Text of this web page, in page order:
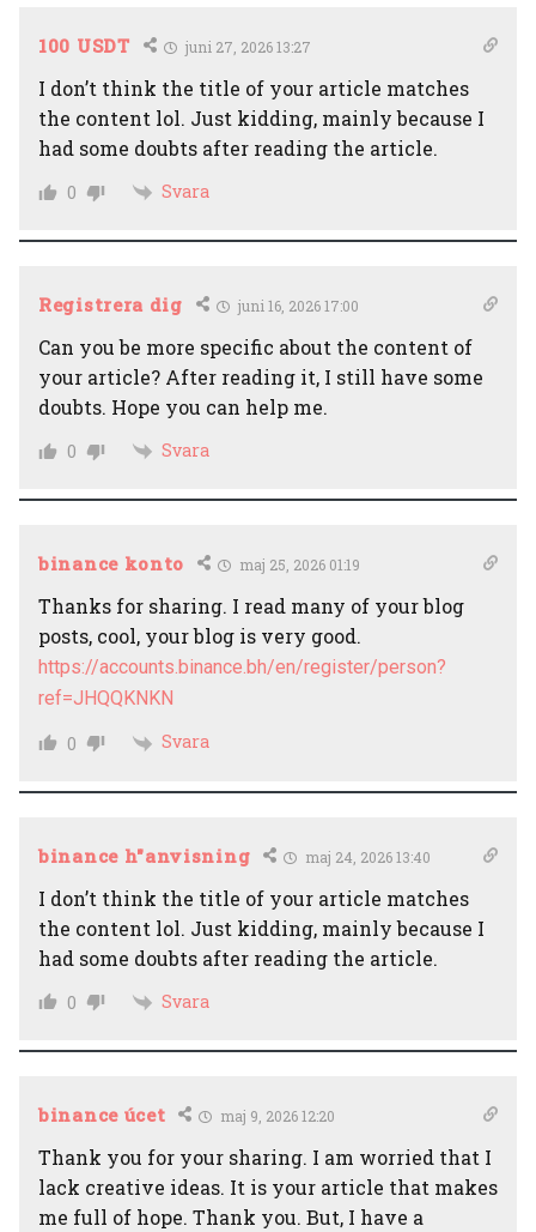
100 USDT juni 27, 2026 13:27
I don’t think the title of your article matches
the content lol. Just kidding, mainly because I
had some doubts after reading the article.
0 Svara
Registrera dig juni 16, 2026 17:00
Can you be more specific about the content of
your article? After reading it, I still have some
doubts. Hope you can help me.
0 Svara
binance konto maj 25, 2026 01:19
Thanks for sharing. I read many of your blog
posts, cool, your blog is very good.
https://accounts.binance.bh/en/register/person?
ref=JHQQKNKN
0
Svara
binance h"anvisning maj 24, 2026 13:40
I don’t think the title of your article matches
the content lol. Just kidding, mainly because I
had some doubts after reading the article.
0 Svara
binance úcet maj 9, 2026 12:20
Thank you for your sharing. I am worried that I
lack creative ideas. It is your article that makes
me full of hope. Thank you. But, I have a